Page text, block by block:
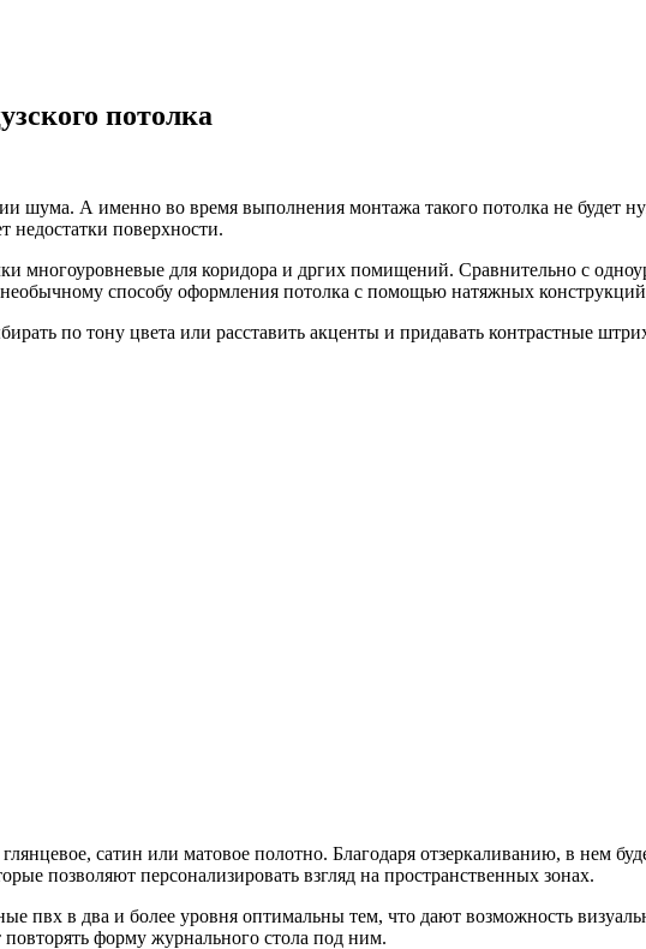
потолка
шума. А именно во время выполнения монтажа такого потолка не будет
недостатки поверхности.
многоуровневые для коридора и дргих помищений. Сравнительно с
способу оформления потолка с помощью натяжных
по тону цвета или расставить акценты и придавать контрастные
сатин или матовое полотно. Благодаря отзеркаливанию, в нем
позволяют персонализировать взгляд на пространственных зонах.
пвх в два и более уровня оптимальны тем, что дают возможность
повторять форму журнального стола под ним.